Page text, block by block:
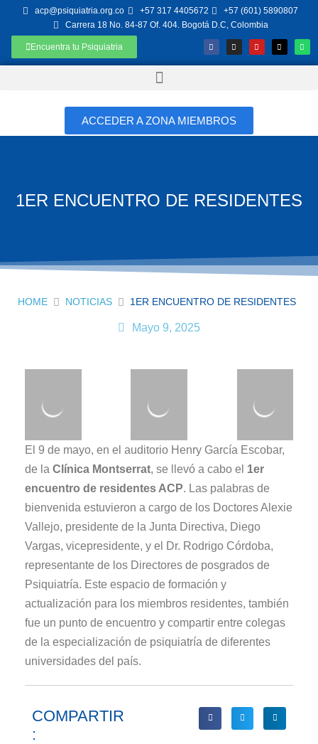
acp@psiquiatria.org.co +57 317 4405672
+57 (601) 5890807
Carrera 18 No. 84-87 Of. 404. Bogotá D.C, Colombia
Encuentra tu Psiquiatria
ACCEDER A ZONA MIEMBROS
1ER ENCUENTRO DE RESIDENTES
HOME NOTICIAS 1ER ENCUENTRO DE RESIDENTES
Mayo 9, 2025
El 9 de mayo, en el auditorio Henry García Escobar,
de la Clínica Montserrat, se llevó a cabo el 1er
encuentro de residentes ACP. Las palabras de
bienvenida estuvieron a cargo de los Doctores Alexie
Vallejo, presidente de la Junta Directiva, Diego
Vargas, vicepresidente, y el Dr. Rodrigo Córdoba,
representante de los Directores de posgrados de
Psiquiatría. Este espacio de formación y
actualización para los miembros residentes, también
fue un punto de encuentro y compartir entre colegas
de la especialización de psiquiatría de diferentes
universidades del país.
COMPARTIR
: